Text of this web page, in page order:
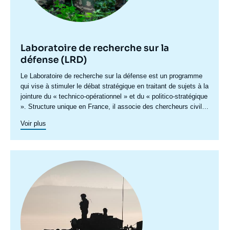
Laboratoire de recherche sur la
défense (LRD)
Accroche
centre
Le Laboratoire de recherche sur la défense est un programme
qui vise à stimuler le débat stratégique en traitant de sujets à la
jointure du « technico-opérationnel » et du « politico-stratégique
». Structure unique en France, il associe des chercheurs civils
pour produire des travaux portant sur les politiques de défense,
Voir plus
principale